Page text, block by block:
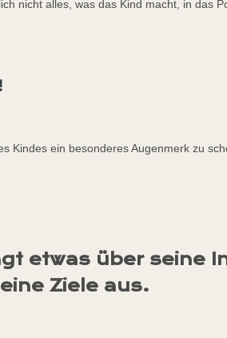
nicht alles, was das Kind macht, in das
Kindes ein besonderes Augenmerk zu
etwas über seine
Ziele aus.